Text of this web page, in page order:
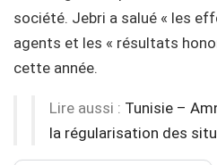
société. Jebri a salué « les
agents et les « résultats
cette année.
Lire aussi : Tunisie –
la régularisation des